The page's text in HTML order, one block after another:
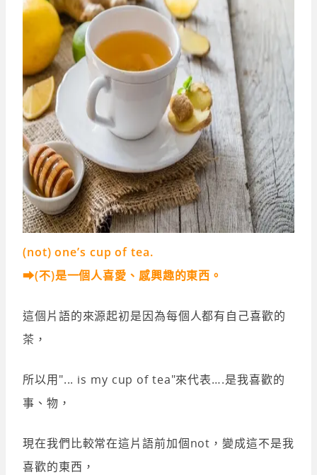
(not) one’s cup of tea.
➡(不)是一個人喜愛、感興趣的東西。
這個片語的來源起初是因為每個人都有自己喜歡的
茶，
所以用"... is my cup of tea"來代表….是我喜歡的
事、物，
現在我們比較常在這片語前加個not，變成這不是我
喜歡的東西，